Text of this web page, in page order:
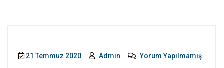
21 Temmuz 2020 Admin Yorum Yapılmamış